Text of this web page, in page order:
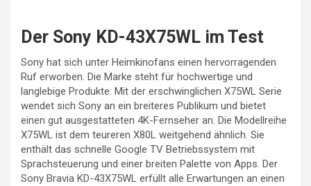
Der Sony KD-43X75WL im Test
Sony hat sich unter Heimkinofans einen hervorragenden
Ruf erworben. Die Marke steht für hochwertige und
langlebige Produkte. Mit der erschwinglichen X75WL Serie
wendet sich Sony an ein breiteres Publikum und bietet
einen gut ausgestatteten 4K-Fernseher an. Die Modellreihe
X75WL ist dem teureren X80L weitgehend ähnlich. Sie
enthält das schnelle Google TV Betriebssystem mit
Sprachsteuerung und einer breiten Palette von Apps. Der
Sony Bravia KD-43X75WL erfüllt alle Erwartungen an einen